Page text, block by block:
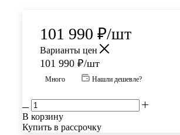
101 990 ₽/шт
Варианты цен
101 990 ₽/шт
Много Нашли дешевле?
В корзину
Купить в рассрочку